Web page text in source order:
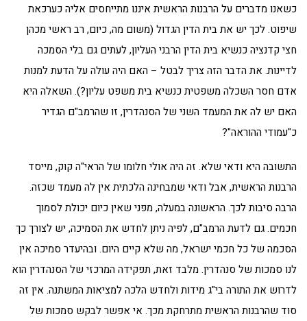
כשאנו מדברים על הרבנות הראשית איננו מתייחסים אליה כערכאת
שיפוט. לכך יש את בית הדין הגדול (משום מה, כיום, רב ראשי מכהן
חצי קדנציה כנשיא בית הדין הרבני העליון, לעתים גם בלי הסמכה
לדיינות. את הדבר הזה צריך לבטל – האם היה עולה על הדעת למנות
אדם חסר השכלה משפטית כנשיא בית משפט עליון?). השאלה היא
האם יש לה את המעמד השני של הסנהדרין, זו שהרמב"ם הגדיר
כ"עמודי ההוראה"?
התשובה היא ודאי שלא. זה היה אולי חלומו של הראי"ה קוק, מייסד
הרבנות הראשית, אבל ודאי שמבחינה הלכתית אין לה מעמד שכזה.
הרבה סיבות לכך. הראשונה במעלה, מפני שאין כיום יכולת לסמוך
חכמים. גם לדעת הרמב"ם, לפיה ניתן לחדש את הסמיכה, יש לצורך כך
הסכמה של כל חכמי ישראל, מה שלא קיים היום. ובהיעדר סמיכה אין
לנו סמכות של סנהדרין. מלבד זאת, תפקידה המרכזי של הסנהדרין הוא
לדרוש את התורה בי"ג מידות ולחדש הלכה למציאות המשתנה. אין זה
סוד שהרבנות הראשית מתרחקת מכך. אי אפשר לבקש סמכות של